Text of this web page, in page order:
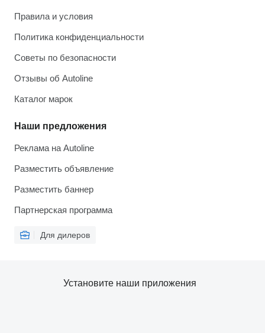
Правила и условия
Политика конфиденциальности
Советы по безопасности
Отзывы об Autoline
Каталог марок
Наши предложения
Реклама на Autoline
Разместить объявление
Разместить баннер
Партнерская программа
Для дилеров
Установите наши приложения